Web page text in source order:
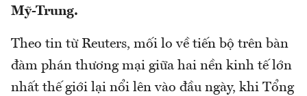
Mỹ-Trung.
Theo tin từ Reuters, mối lo về tiến bộ trên bàn
đàm phán thương mại giữa hai nền kinh tế lớn
nhất thế giới lại nổi lên vào đầu ngày, khi Tổng